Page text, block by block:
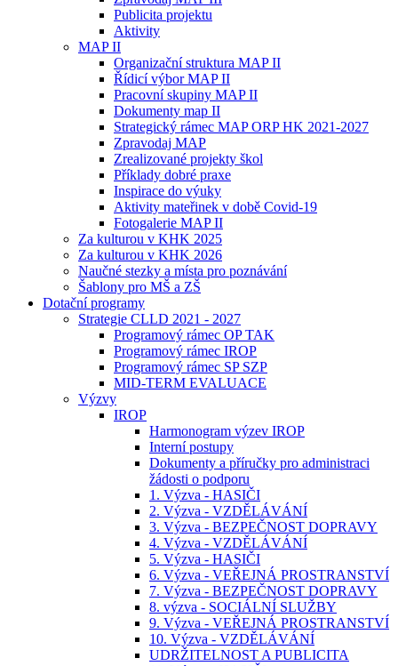
Publicita projektu
Aktivity
MAP II
Organizační struktura MAP II
Řídicí výbor MAP II
Pracovní skupiny MAP II
Dokumenty map II
Strategický rámec MAP ORP HK 2021-2027
Zpravodaj MAP
Zrealizované projekty škol
Příklady dobré praxe
Inspirace do výuky
Aktivity mateřinek v době Covid-19
Fotogalerie MAP II
Za kulturou v KHK 2025
Za kulturou v KHK 2026
Naučné stezky a místa pro poznávání
Šablony pro MŠ a ZŠ
Dotační programy
Strategie CLLD 2021 - 2027
Programový rámec OP TAK
Programový rámec IROP
Programový rámec SP SZP
MID-TERM EVALUACE
Výzvy
IROP
Harmonogram výzev IROP
Interní postupy
Dokumenty a příručky pro administraci
žádosti o podporu
1. Výzva - HASIČI
2. Výzva - VZDĚLÁVÁNÍ
3. Výzva - BEZPEČNOST DOPRAVY
4. Výzva - VZDĚLÁVÁNÍ
5. Výzva - HASIČI
6. Výzva - VEŘEJNÁ PROSTRANSTVÍ
7. Výzva - BEZPEČNOST DOPRAVY
8. výzva - SOCIÁLNÍ SLUŽBY
9. Výzva - VEŘEJNÁ PROSTRANSTVÍ
10. Výzva - VZDĚLÁVÁNÍ
UDRŽITELNOST A PUBLICITA